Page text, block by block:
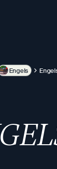
Engels